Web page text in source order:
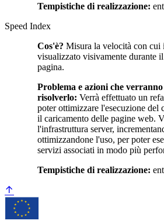
Tempistiche di realizzazione:
Speed Index
Cos'è? Misura la velocità con cui
visualizzato visivamente durante
pagina.
Problema e azioni che
risolverlo: Verrà effettuato un
poter ottimizzare l'esecuzione del
il caricamento delle pagine web.
l'infrastruttura server,
ottimizzandone l'uso, per poter
servizi associati in modo più
Tempistiche di realizzazione: